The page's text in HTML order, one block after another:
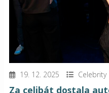
19. 12. 2025 Celebrity
Za celibát dostala